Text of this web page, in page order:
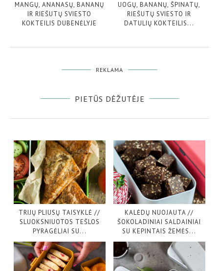
MANGŲ, ANANASŲ, BANANŲ
IR RIEŠUTŲ SVIESTO
KOKTEILIS DUBENĖLYJE
UOGŲ, BANANŲ, ŠPINATŲ,
RIEŠUTŲ SVIESTO IR
DATULIŲ KOKTEILIS...
REKLAMA
PIETŪS DĖŽUTĖJE
TRIJŲ PLIUSŲ TAISYKLĖ //
SLUOKSNIUOTOS TEŠLOS
PYRAGĖLIAI SU...
KALĖDŲ NUOJAUTA //
ŠOKOLADINIAI SALDAINIAI
SU KEPINTAIS ŽEMĖS...